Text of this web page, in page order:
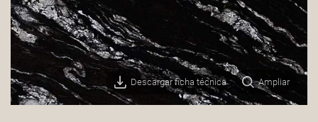
Descargar ficha técnica Ampliar